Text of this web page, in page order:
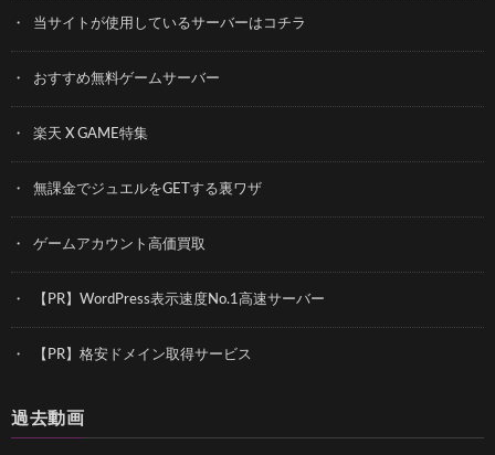
当サイトが使用しているサーバーはコチラ
おすすめ無料ゲームサーバー
楽天 X GAME特集
無課金でジュエルをGETする裏ワザ
ゲームアカウント高価買取
【PR】WordPress表示速度No.1高速サーバー
【PR】格安ドメイン取得サービス
過去動画